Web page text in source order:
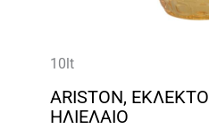
10lt
ARISTON, ΕΚΛΕΚΤΟ
ΗΛΙΕΛΑΙΟ